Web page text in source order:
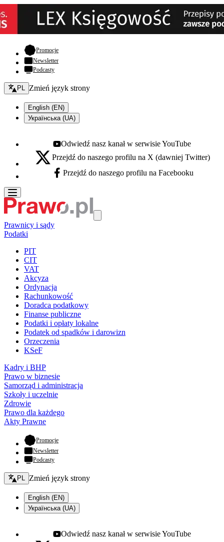
Promocje- otwiera się w nowej karcie
Newsletter
Podcasty
Zmień język - bieżący:
PL Zmień język strony
English (EN)
Українська (UA)
Youtube - otwiera się w nowej karcie
Odwiedź nasz kanał w serwisie YouTube
X - otwiera się w nowej karcie
Przejdź do naszego profilu na X (dawniej Twitter)
Facebook - otwiera się w nowej karcie
Przejdź do naszego profilu na Facebooku
Prawnicy i sądy
Podatki
PIT
CIT
VAT
Akcyza
Ordynacja
Rachunkowość
Doradca podatkowy
Finanse publiczne
Podatki i opłaty lokalne
Podatek od spadków i darowizn
Orzeczenia
KSeF
Kadry i BHP
Prawo w biznesie
Samorząd i administracja
Szkoły i uczelnie
Zdrowie
Prawo dla każdego
Akty Prawne
Promocje- otwiera się w nowej karcie
Newsletter
Podcasty
Zmień język - bieżący:
PL Zmień język strony
English (EN)
Українська (UA)
Youtube - otwiera się w nowej karcie
Odwiedź nasz kanał w serwisie YouTube